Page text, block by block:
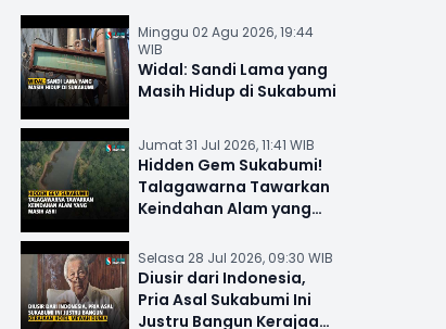
Minggu 02 Agu 2026, 19:44
WIB
Widal: Sandi Lama yang
Masih Hidup di Sukabumi
Jumat 31 Jul 2026, 11:41 WIB
Hidden Gem Sukabumi!
Talagawarna Tawarkan
Keindahan Alam yang
Selasa 28 Jul 2026, 09:30 WIB
Diusir dari Indonesia,
Pria Asal Sukabumi Ini
Justru Bangun Kerajaan